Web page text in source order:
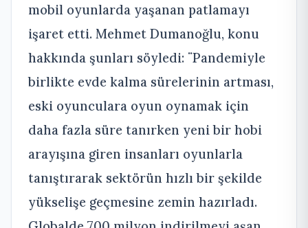
mobil oyunlarda yaşanan patlamayı
işaret etti. Mehmet Dumanoğlu, konu
hakkında şunları söyledi: ¨Pandemiyle
birlikte evde kalma sürelerinin artması,
eski oyunculara oyun oynamak için
daha fazla süre tanırken yeni bir hobi
arayışına giren insanları oyunlarla
tanıştırarak sektörün hızlı bir şekilde
yükselişe geçmesine zemin hazırladı.